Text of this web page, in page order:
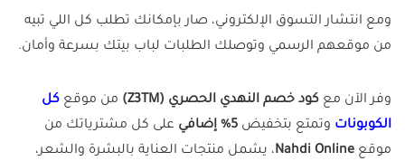
ومع انتشار التسوق الإلكتروني، صار بإمكانك تطلب كل اللي تبيه
من موقعهم الرسمي وتوصلك الطلبات لباب بيتك بسرعة وأمان.
وفر الآن مع كود خصم النهدي الحصري (Z3TM) من موقع كل
الكوبونات وتمتع بتخفيض 5% إضافي
على كل مشترياتك من
موقع Nahdi Online، يشمل منتجات العناية بالبشرة والشعر،